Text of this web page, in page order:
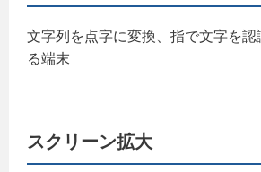
文字列を点字に変換、指で文字を認
る端末
スクリーン拡大